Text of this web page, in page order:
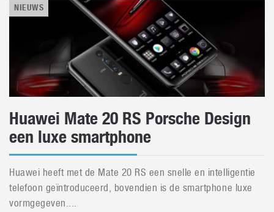
NIEUWS
Huawei Mate 20 RS Porsche Design
een luxe smartphone
Huawei heeft met de Mate 20 RS een snelle en intelligentie
telefoon geïntroduceerd, bovendien is de smartphone luxe
vormgegeven....